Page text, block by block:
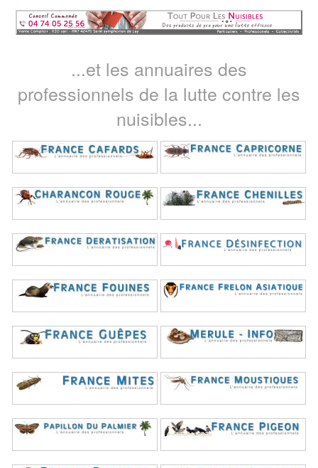
...et les annuaires des
professionnels de la lutte contre les
nuisibles...